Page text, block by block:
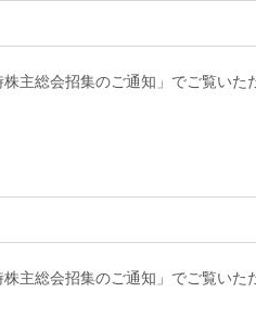
主総会招集のご通知」でご覧いた
主総会招集のご通知」でご覧いた